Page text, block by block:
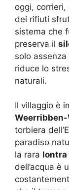
oggi,
dei rifiuti
sistema che
preserva il
solo
riduce lo
naturali.
Il villaggio è
torbiera
paradiso
la rara lontra
dell’acqua è